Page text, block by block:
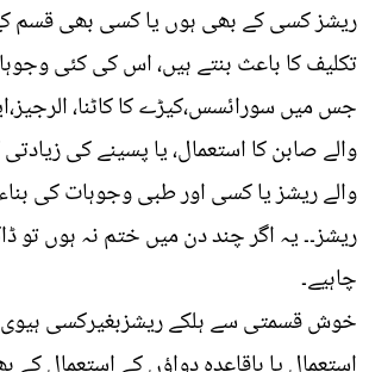
ریشز کسی کے بھی ہوں یا کسی بھی
تکلیف کا باعث بنتے ہیں، اس کی کئی
جس میں سورائسس،کیڑے کا کاٹنا،
والے صابن کا استعمال، یا پسینے کی
والے ریشز یا کسی اور طبی وجوہات کی
ریشز۔۔ یہ اگر چند دن میں ختم نہ ہوں تو
چاہیے۔
خوش قسمتی سے ہلکے ریشزبغیرکسی